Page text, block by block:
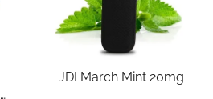
JDI March Mint 20mg